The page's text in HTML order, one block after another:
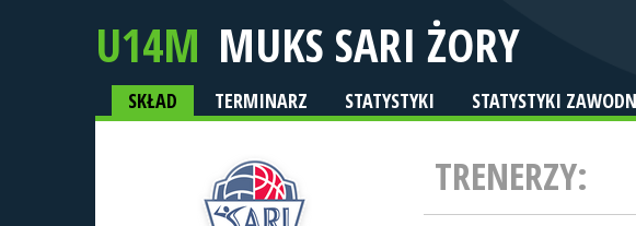
U14M MUKS SARI ŻORY
SKŁAD TERMINARZ STATYSTYKI STATYSTYKI
TRENERZY: